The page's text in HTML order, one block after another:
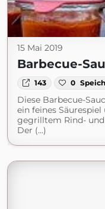
15 Mai 2019
Barbecue-
143 0
Diese Barbecue-
ein feines
gegrilltem Rind-
Der (...)